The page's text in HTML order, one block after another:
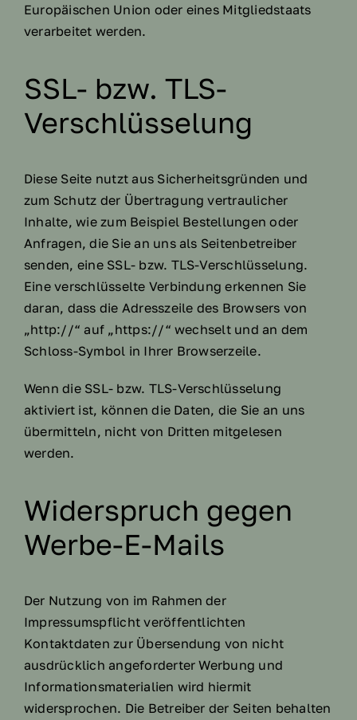
Europäischen Union oder eines Mitgliedstaats
verarbeitet werden.
SSL- bzw. TLS-
Verschlüsselung
Diese Seite nutzt aus Sicherheitsgründen und
zum Schutz der Übertragung vertraulicher
Inhalte, wie zum Beispiel Bestellungen oder
Anfragen, die Sie an uns als Seitenbetreiber
senden, eine SSL- bzw. TLS-Verschlüsselung.
Eine verschlüsselte Verbindung erkennen Sie
daran, dass die Adresszeile des Browsers von
„http://“ auf „https://“ wechselt und an dem
Schloss-Symbol in Ihrer Browserzeile.
Wenn die SSL- bzw. TLS-Verschlüsselung
aktiviert ist, können die Daten, die Sie an uns
übermitteln, nicht von Dritten mitgelesen
werden.
Widerspruch gegen
Werbe-E-Mails
Der Nutzung von im Rahmen der
Impressumspflicht veröffentlichten
Kontaktdaten zur Übersendung von nicht
ausdrücklich angeforderter Werbung und
Informationsmaterialien wird hiermit
widersprochen. Die Betreiber der Seiten behalten